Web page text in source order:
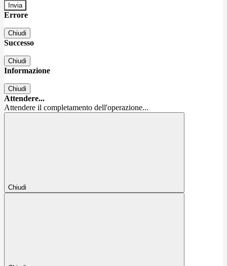
Errore
Chiudi
Successo
Chiudi
Informazione
Chiudi
Attendere...
Attendere il completamento dell'operazione...
Chiudi